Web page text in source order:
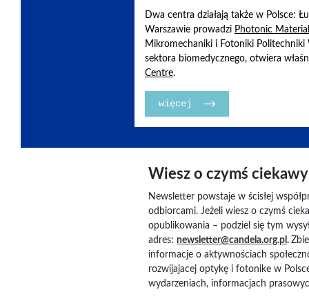
Dwa centra działają także w Polsce:
Warszawie prowadzi Photonic
Mikromechaniki i Fotoniki Politechniki
sektora biomedycznego, otwiera
Centre.
więcej
Wiesz o czymś
Newsletter powstaje w ścisłej
odbiorcami. Jeżeli wiesz o czymś
opublikowania – podziel się tym
adres: newsletter@candela.org.pl .
informacje o aktywnościach
rozwijajacej optykę i fotonike w
wydarzeniach, informacjach